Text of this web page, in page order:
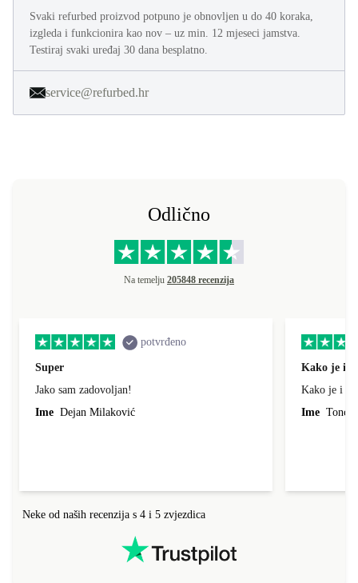
Svaki refurbed proizvod potpuno je obnovljen u do 40 koraka,
izgleda i funkcionira kao nov – uz min. 12 mjeseci jamstva.
Testiraj svaki uređaj 30 dana besplatno.
service@refurbed.hr
Odlično
Na temelju 205848 recenzija
potvrđeno
Super
Jako sam zadovoljan!
Ime Dejan Milaković
Kako je i
Kako je i
Ime Tonci
Neke od naših recenzija s 4 i 5 zvjezdica